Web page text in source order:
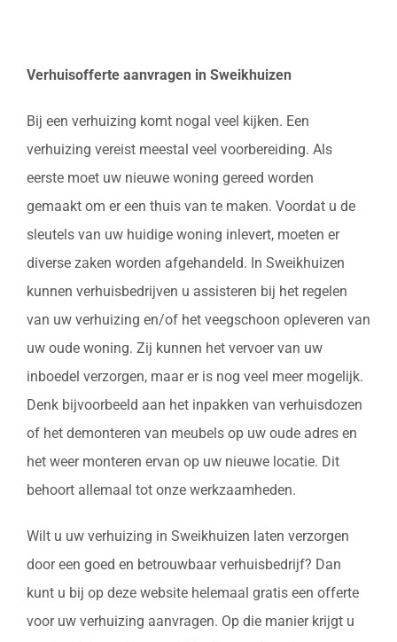
Verhuisofferte aanvragen in Sweikhuizen
Bij een verhuizing komt nogal veel kijken. Een
verhuizing vereist meestal veel voorbereiding. Als
eerste moet uw nieuwe woning gereed worden
gemaakt om er een thuis van te maken. Voordat u de
sleutels van uw huidige woning inlevert, moeten er
diverse zaken worden afgehandeld. In Sweikhuizen
kunnen verhuisbedrijven u assisteren bij het regelen
van uw verhuizing en/of het veegschoon opleveren van
uw oude woning. Zij kunnen het vervoer van uw
inboedel verzorgen, maar er is nog veel meer mogelijk.
Denk bijvoorbeeld aan het inpakken van verhuisdozen
of het demonteren van meubels op uw oude adres en
het weer monteren ervan op uw nieuwe locatie. Dit
behoort allemaal tot onze werkzaamheden.
Wilt u uw verhuizing in Sweikhuizen laten verzorgen
door een goed en betrouwbaar verhuisbedrijf? Dan
kunt u bij op deze website helemaal gratis een offerte
voor uw verhuizing aanvragen. Op die manier krijgt u